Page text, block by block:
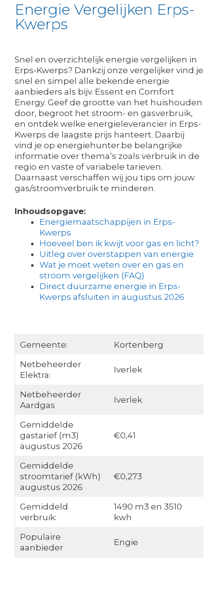
Energie Vergelijken Erps-
Kwerps
Snel en overzichtelijk energie vergelijken in
Erps-Kwerps? Dankzij onze vergelijker vind je
snel en simpel alle bekende energie
aanbieders als bijv. Essent en Comfort
Energy. Geef de grootte van het huishouden
door, begroot het stroom- en gasverbruik,
en ontdek welke energieleverancier in Erps-
Kwerps de laagste prijs hanteert. Daarbij
vind je op energiehunter.be belangrijke
informatie over thema’s zoals verbruik in de
regio en vaste of variabele tarieven.
Daarnaast verschaffen wij jou tips om jouw
gas/stroomverbruik te minderen.
Inhoudsopgave:
Energiemaatschappijen in Erps-
Kwerps
Hoeveel ben ik kwijt voor gas en licht?
Uitleg over overstappen van energie
Wat je moet weten over en gas en
stroom vergelijken (FAQ)
Direct duurzame energie in Erps-
Kwerps afsluiten in augustus 2026
Gemeente:
Kortenberg
Netbeheerder
Elektra:
Iverlek
Netbeheerder
Aardgas
Iverlek
Gemiddelde
gastarief (m3)
augustus 2026
€0,41
Gemiddelde
stroomtarief (kWh)
augustus 2026
€0,273
Gemiddeld
verbruik:
1490 m3 en 3510
kwh
Populaire
aanbieder
Engie